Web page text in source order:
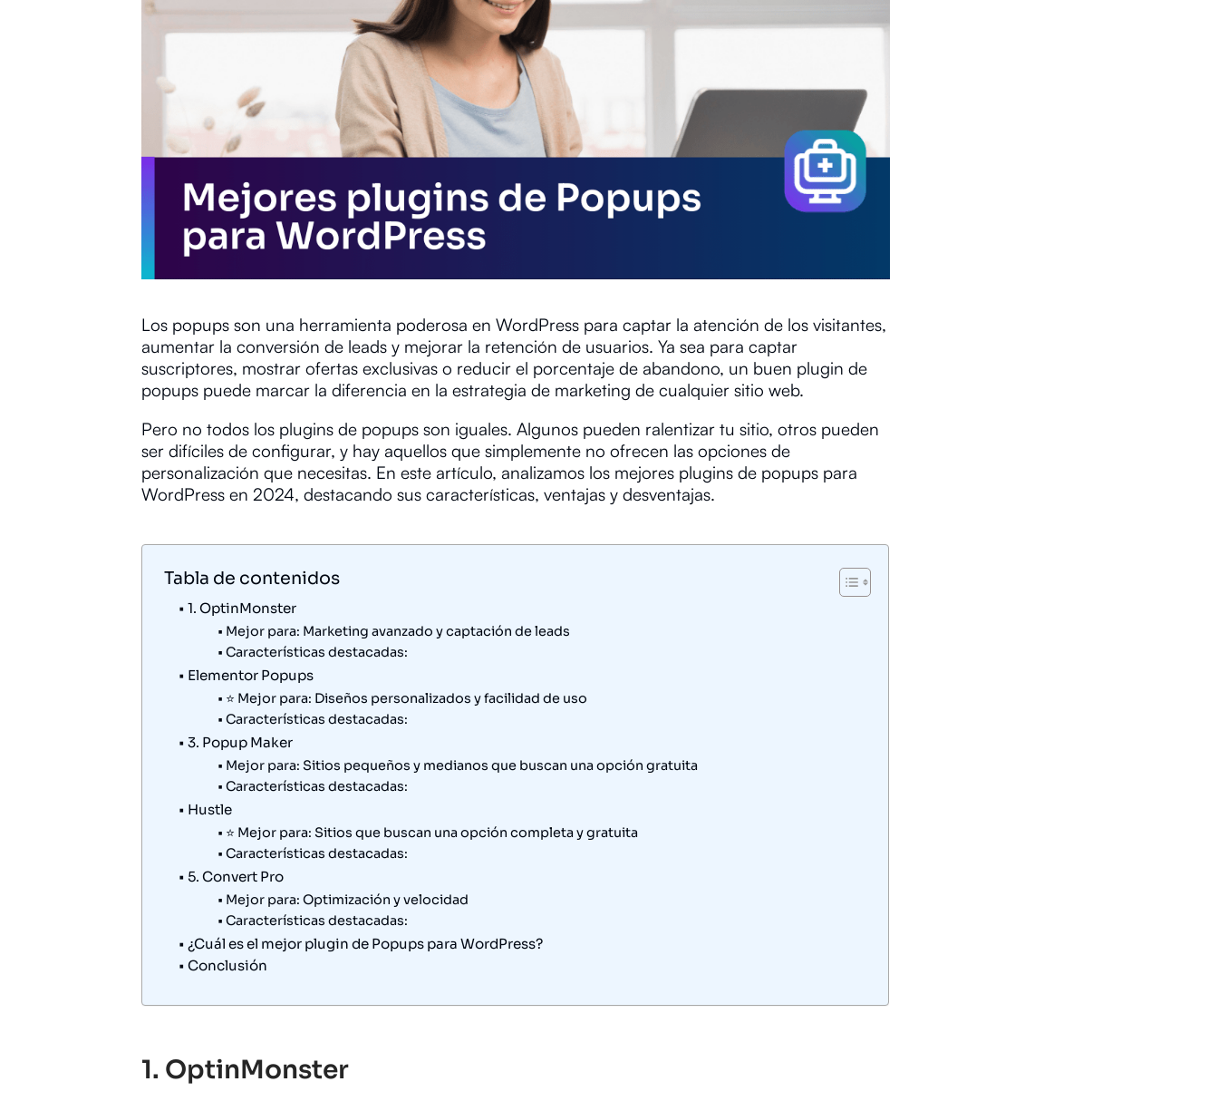
Los popups son una herramienta poderosa en WordPress para captar la atención de los visitantes,
aumentar la conversión de leads y mejorar la retención de usuarios. Ya sea para captar
suscriptores, mostrar ofertas exclusivas o reducir el porcentaje de abandono, un buen plugin de
popups puede marcar la diferencia en la estrategia de marketing de cualquier sitio web.
Pero no todos los plugins de popups son iguales. Algunos pueden ralentizar tu sitio, otros pueden
ser difíciles de configurar, y hay aquellos que simplemente no ofrecen las opciones de
personalización que necesitas. En este artículo, analizamos los mejores plugins de popups para
WordPress en 2024, destacando sus características, ventajas y desventajas.
Tabla de contenidos
1. OptinMonster
Mejor para: Marketing avanzado y captación de leads
Características destacadas:
Elementor Popups
⭐ Mejor para: Diseños personalizados y facilidad de uso
Características destacadas:
3. Popup Maker
Mejor para: Sitios pequeños y medianos que buscan una opción gratuita
Características destacadas:
Hustle
⭐ Mejor para: Sitios que buscan una opción completa y gratuita
Características destacadas:
5. Convert Pro
Mejor para: Optimización y velocidad
Características destacadas:
¿Cuál es el mejor plugin de Popups para WordPress?
Conclusión
1. OptinMonster